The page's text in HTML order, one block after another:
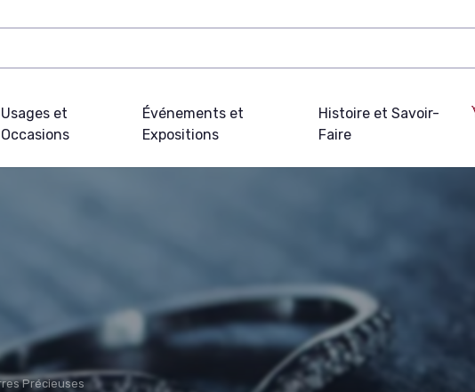
Usages et
Occasions
Événements et
Expositions
Histoire et Savoir-
Faire
Précieuses